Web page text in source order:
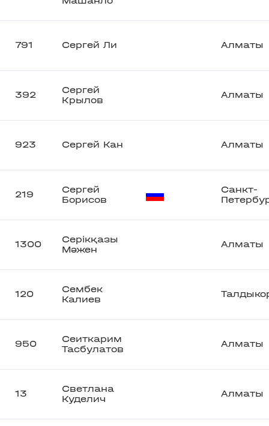
791 Сергей Ли Алматы
392
Сергей
Крылов
Алматы
923 Сергей Кан Алматы
219
Сергей
Борисов
Санкт-
1300
Серікқазы
Мәжен
Алматы
120
Сембек
Калиев
950
Сеиткарим
Тасбулатов
Алматы
13
Светлана
Куделич
Алматы